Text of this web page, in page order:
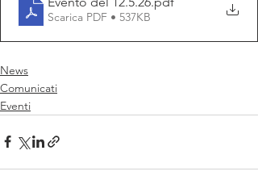
Scarica PDF • 537KB
News
Comunicati
Eventi